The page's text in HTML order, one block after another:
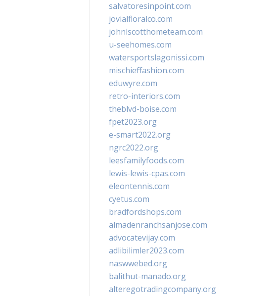
salvatoresinpoint.com
jovialfloralco.com
johnlscotthometeam.com
u-seehomes.com
watersportslagonissi.com
mischieffashion.com
eduwyre.com
retro-interiors.com
theblvd-boise.com
fpet2023.org
e-smart2022.org
ngrc2022.org
leesfamilyfoods.com
lewis-lewis-cpas.com
eleontennis.com
cyetus.com
bradfordshops.com
almadenranchsanjose.com
advocatevijay.com
adlibilimler2023.com
naswwebed.org
balithut-manado.org
alteregotradingcompany.org